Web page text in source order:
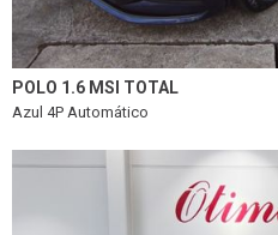
POLO 1.6 MSI TOTAL
Azul 4P Automático